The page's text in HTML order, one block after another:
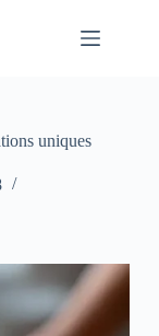
uniques